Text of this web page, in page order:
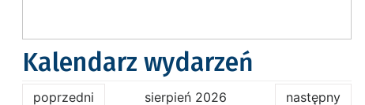
Kalendarz wydarzeń
poprzedni sierpień 2026 następny